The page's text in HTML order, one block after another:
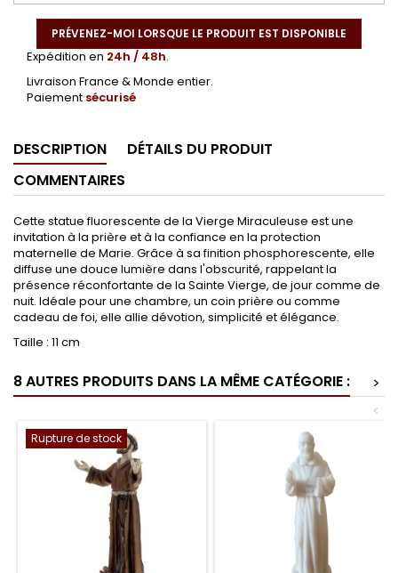
PRÉVENEZ-MOI LORSQUE LE PRODUIT EST DISPONIBLE
Expédition en 24h / 48h.
Livraison France & Monde entier.
Paiement sécurisé
DESCRIPTION
DÉTAILS DU PRODUIT
COMMENTAIRES
Cette statue fluorescente de la Vierge Miraculeuse est une
invitation à la prière et à la confiance en la protection
maternelle de Marie. Grâce à sa finition phosphorescente, elle
diffuse une douce lumière dans l'obscurité, rappelant la
présence réconfortante de la Sainte Vierge, de jour comme de
nuit. Idéale pour une chambre, un coin prière ou comme
cadeau de foi, elle allie dévotion, simplicité et élégance.
Taille : 11 cm
8 AUTRES PRODUITS DANS LA MÊME CATÉGORIE :
>
<
Rupture de stock